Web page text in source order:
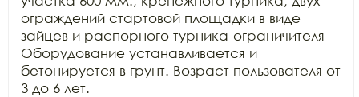
ограждений стартовой площадки в виде
зайцев и распорного турника-ограничителя
Оборудование устанавливается и
бетонируется в грунт. Возраст пользователя от
3 до 6 лет.